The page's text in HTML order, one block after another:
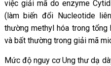
việc giải mã do enzyme
(làm biến đổi Nucleotide
thường methyl hóa trong
và bất thường trong giải mã
Mức độ nguy cơ Ung thư dạ